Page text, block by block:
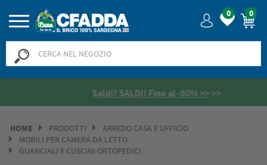
0 0
Saldi? SALDI! Fino al -50% >>>>
HOME PRODOTTI
ARREDO CASA E UFFICIO
MOBILI PER CAMERA DA LETTO
GUANCIALI E CUSCINI ORTOPEDICI